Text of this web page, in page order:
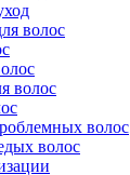
волос
волос
волос
волос